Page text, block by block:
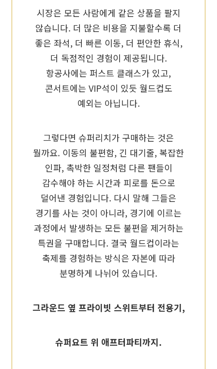
시장은 모든 사람에게 같은 상품을 팔지
않습니다. 더 많은 비용을 지불할수록 더
좋은 좌석, 더 빠른 이동, 더 편안한 휴식,
더 독점적인 경험이 제공됩니다.
항공사에는 퍼스트 클래스가 있고,
콘서트에는 VIP석이 있듯 월드컵도
예외는 아닙니다.
그렇다면 슈퍼리치가 구매하는 것은
뭘까요. 이동의 불편함, 긴 대기줄, 복잡한
인파, 촉박한 일정처럼 다른 팬들이
감수해야 하는 시간과 피로를 돈으로
덜어낸 경험입니다. 다시 말해 그들은
경기를 사는 것이 아니라, 경기에 이르는
과정에서 발생하는 모든 불편을 제거하는
특권을 구매합니다. 결국 월드컵이라는
축제를 경험하는 방식은 자본에 따라
분명하게 나뉘어 있습니다.
그라운드 옆 프라이빗 스위트부터 전용기,
슈퍼요트 위 애프터파티까지.